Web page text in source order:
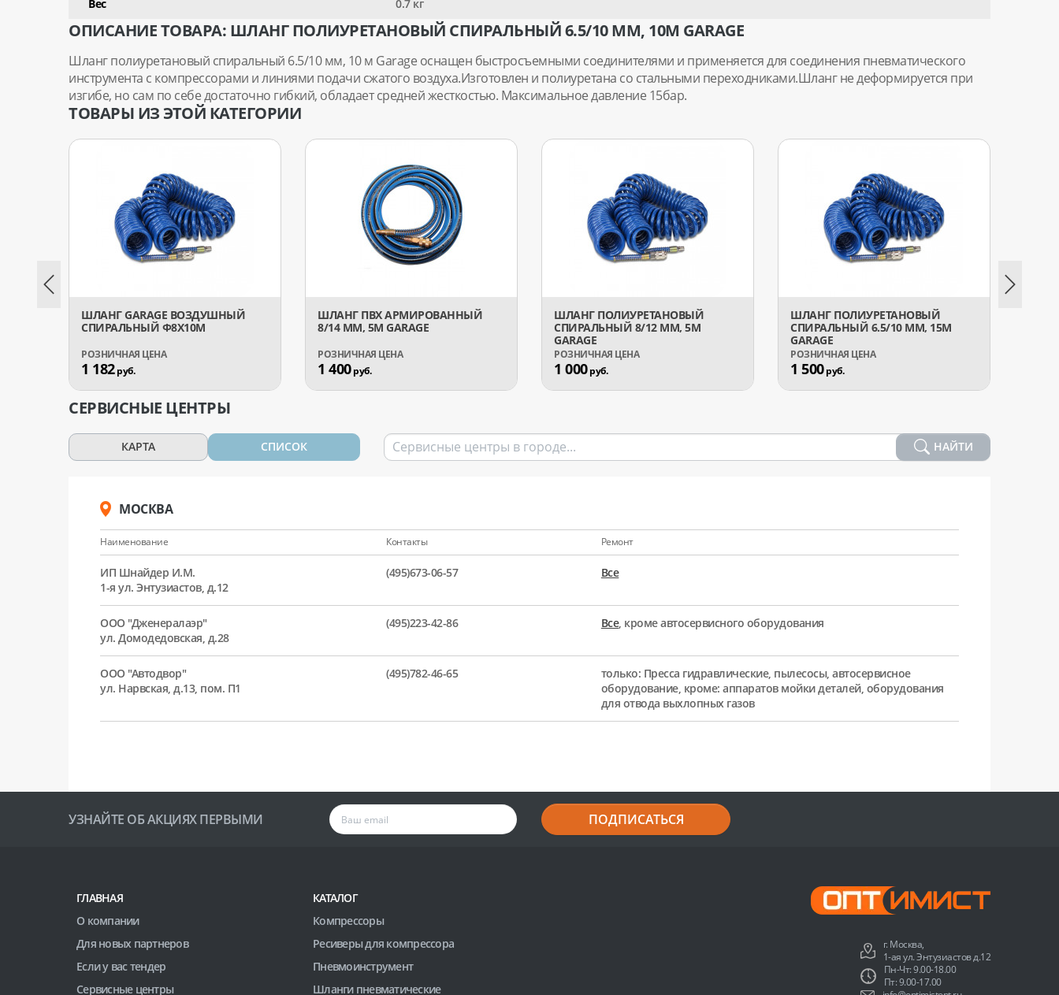
Вес 0.7 кг
ОПИСАНИЕ ТОВАРА: ШЛАНГ ПОЛИУРЕТАНОВЫЙ СПИРАЛЬНЫЙ 6.5/10 ММ, 10М GARAGE
Шланг полиуретановый спиральный 6.5/10 мм, 10 м Garage оснащен быстросъемными соединителями и применяется для соединения пневматического
инструмента с компрессорами и линиями подачи сжатого воздуха.Изготовлен и полиуретана со стальными переходниками.Шланг не деформируется при
изгибе, но сам по себе достаточно гибкий, обладает средней жесткостью. Максимальное давление 15бар.
ТОВАРЫ ИЗ ЭТОЙ КАТЕГОРИИ
ШЛАНГ GARAGE ВОЗДУШНЫЙ
СПИРАЛЬНЫЙ Ф8Х10М
1 182руб.
ШЛАНГ ПВХ АРМИРОВАННЫЙ
8/14 ММ, 5М GARAGE
1 400руб.
ШЛАНГ ПОЛИУРЕТАНОВЫЙ
СПИРАЛЬНЫЙ 8/12 ММ, 5М
GARAGE
1 000руб.
ШЛАНГ ПОЛИУРЕТАНОВЫЙ
СПИРАЛЬНЫЙ 6.5/10 ММ, 15М
GARAGE
1 500руб.
СЕРВИСНЫЕ ЦЕНТРЫ
КАРТА СПИСОК НАЙТИ
МОСКВА
Наименование Контакты Ремонт
ИП Шнайдер И.М.
1-я ул. Энтузиастов, д.12
(495)673-06-57 Все
ООО "Дженералаэр"
ул. Домодедовская, д.28
(495)223-42-86 Все, кроме автосервисного оборудования
ООО "Автодвор"
ул. Нарвская, д.13, пом. П1
(495)782-46-65
только: Пресса гидравлические, пылесосы, автосервисное
оборудование, кроме: аппаратов мойки деталей, оборудования
для отвода выхлопных газов
УЗНАЙТЕ ОБ АКЦИЯХ ПЕРВЫМИ ПОДПИСАТЬСЯ
ГЛАВНАЯ
О компании
Для новых партнеров
Если у вас тендер
Сервисные центры
КАТАЛОГ
Компрессоры
Ресиверы для компрессора
Пневмоинструмент
Шланги пневматические
г. Москва,
1-ая ул. Энтузиастов д.12
Пн-Чт: 9.00-18.00
Пт: 9.00-17.00